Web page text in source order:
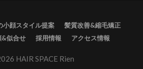
小顔スタイル提案
髪質改善&縮毛矯正
&似合せ 採用情報 アクセス情報
HAIR SPACE Rien